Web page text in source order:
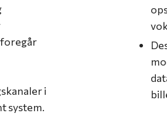
foregår
i
system.